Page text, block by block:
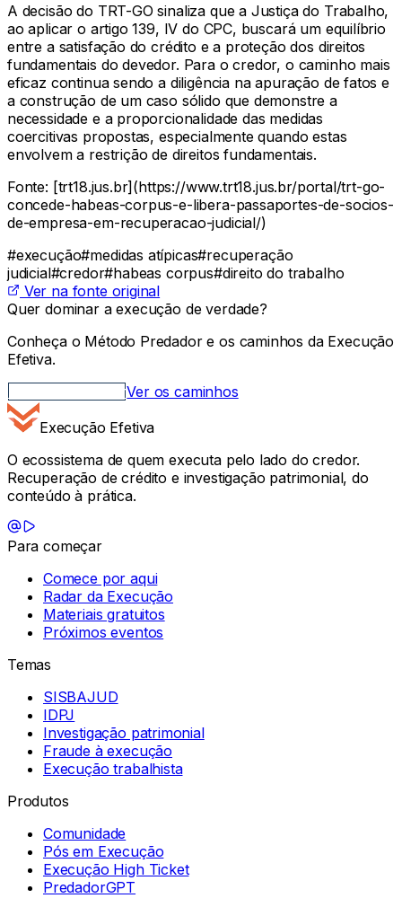
A decisão do TRT-GO sinaliza que a Justiça do Trabalho,
ao aplicar o artigo 139, IV do CPC, buscará um equilíbrio
entre a satisfação do crédito e a proteção dos direitos
fundamentais do devedor. Para o credor, o caminho mais
eficaz continua sendo a diligência na apuração de fatos e
a construção de um caso sólido que demonstre a
necessidade e a proporcionalidade das medidas
coercitivas propostas, especialmente quando estas
envolvem a restrição de direitos fundamentais.
Fonte: [trt18.jus.br](https://www.trt18.jus.br/portal/trt-go-
concede-habeas-corpus-e-libera-passaportes-de-socios-
de-empresa-em-recuperacao-judicial/)
#execução#medidas atípicas#recuperação
judicial#credor#habeas corpus#direito do trabalho
Ver na fonte original
Quer dominar a execução de verdade?
Conheça o Método Predador e os caminhos da Execução
Efetiva.
Método PredadorVer os caminhos
Execução Efetiva
O ecossistema de quem executa pelo lado do credor.
Recuperação de crédito e investigação patrimonial, do
conteúdo à prática.
Para começar
Comece por aqui
Radar da Execução
Materiais gratuitos
Próximos eventos
Temas
SISBAJUD
IDPJ
Investigação patrimonial
Fraude à execução
Execução trabalhista
Produtos
Comunidade
Pós em Execução
Execução High Ticket
PredadorGPT